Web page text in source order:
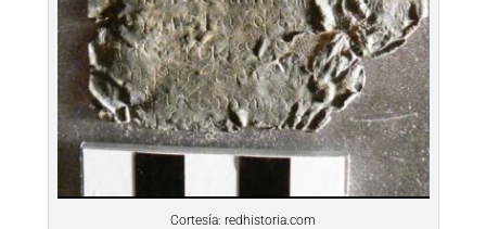
Cortesía: redhistoria.com